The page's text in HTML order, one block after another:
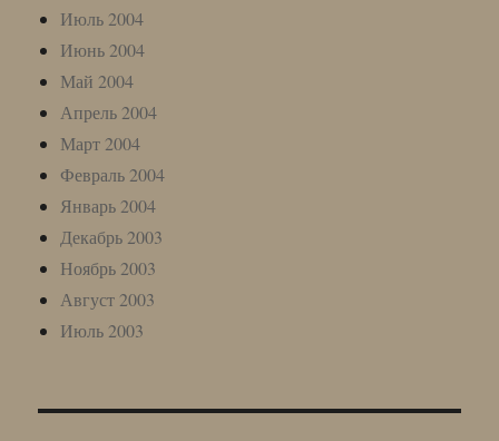
Июль 2004
Июнь 2004
Май 2004
Апрель 2004
Март 2004
Февраль 2004
Январь 2004
Декабрь 2003
Ноябрь 2003
Август 2003
Июль 2003